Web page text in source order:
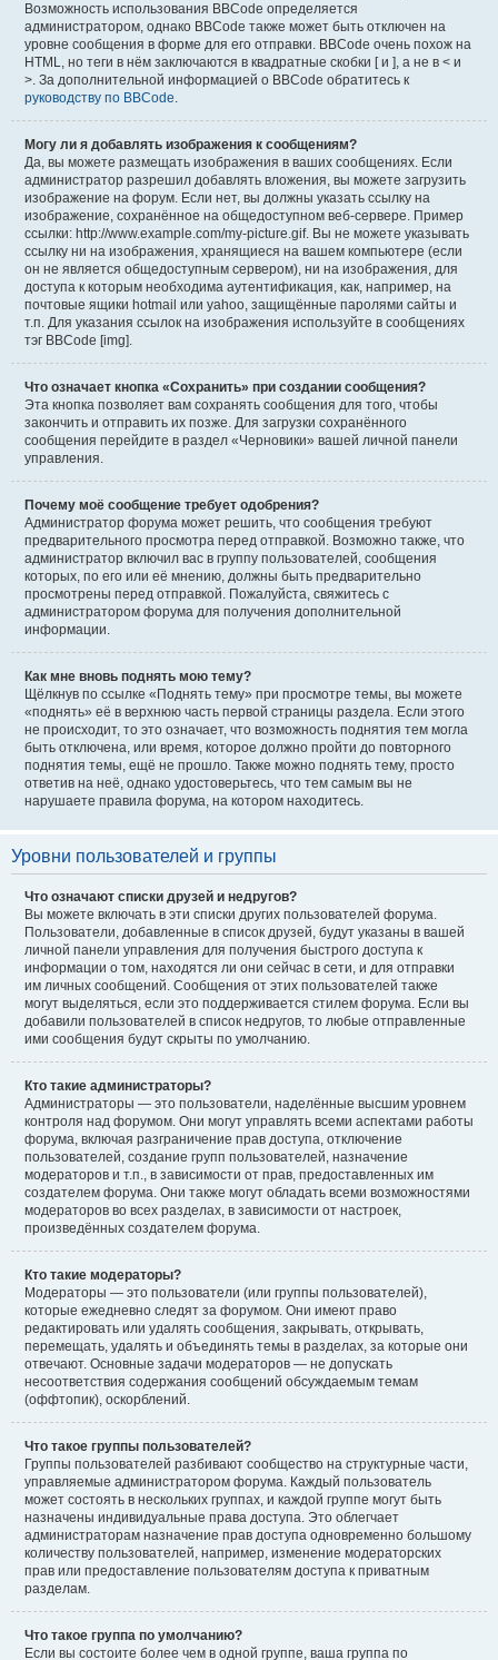
Возможность использования BBCode определяется
администратором, однако BBCode также может быть отключен на
уровне сообщения в форме для его отправки. BBCode очень похож на
HTML, но теги в нём заключаются в квадратные скобки [ и ], а не в < и
>. За дополнительной информацией о BBCode обратитесь к
руководству по BBCode.
Могу ли я добавлять изображения к сообщениям?
Да, вы можете размещать изображения в ваших сообщениях. Если
администратор разрешил добавлять вложения, вы можете загрузить
изображение на форум. Если нет, вы должны указать ссылку на
изображение, сохранённое на общедоступном веб-сервере. Пример
ссылки: http://www.example.com/my-picture.gif. Вы не можете указывать
ссылку ни на изображения, хранящиеся на вашем компьютере (если
он не является общедоступным сервером), ни на изображения, для
доступа к которым необходима аутентификация, как, например, на
почтовые ящики hotmail или yahoo, защищённые паролями сайты и
т.п. Для указания ссылок на изображения используйте в сообщениях
тэг BBCode [img].
Что означает кнопка «Сохранить» при создании сообщения?
Эта кнопка позволяет вам сохранять сообщения для того, чтобы
закончить и отправить их позже. Для загрузки сохранённого
сообщения перейдите в раздел «Черновики» вашей личной панели
управления.
Почему моё сообщение требует одобрения?
Администратор форума может решить, что сообщения требуют
предварительного просмотра перед отправкой. Возможно также, что
администратор включил вас в группу пользователей, сообщения
которых, по его или её мнению, должны быть предварительно
просмотрены перед отправкой. Пожалуйста, свяжитесь с
администратором форума для получения дополнительной
информации.
Как мне вновь поднять мою тему?
Щёлкнув по ссылке «Поднять тему» при просмотре темы, вы можете
«поднять» её в верхнюю часть первой страницы раздела. Если этого
не происходит, то это означает, что возможность поднятия тем могла
быть отключена, или время, которое должно пройти до повторного
поднятия темы, ещё не прошло. Также можно поднять тему, просто
ответив на неё, однако удостоверьтесь, что тем самым вы не
нарушаете правила форума, на котором находитесь.
Уровни пользователей и группы
Что означают списки друзей и недругов?
Вы можете включать в эти списки других пользователей форума.
Пользователи, добавленные в список друзей, будут указаны в вашей
личной панели управления для получения быстрого доступа к
информации о том, находятся ли они сейчас в сети, и для отправки
им личных сообщений. Сообщения от этих пользователей также
могут выделяться, если это поддерживается стилем форума. Если вы
добавили пользователей в список недругов, то любые отправленные
ими сообщения будут скрыты по умолчанию.
Кто такие администраторы?
Администраторы — это пользователи, наделённые высшим уровнем
контроля над форумом. Они могут управлять всеми аспектами работы
форума, включая разграничение прав доступа, отключение
пользователей, создание групп пользователей, назначение
модераторов и т.п., в зависимости от прав, предоставленных им
создателем форума. Они также могут обладать всеми возможностями
модераторов во всех разделах, в зависимости от настроек,
произведённых создателем форума.
Кто такие модераторы?
Модераторы — это пользователи (или группы пользователей),
которые ежедневно следят за форумом. Они имеют право
редактировать или удалять сообщения, закрывать, открывать,
перемещать, удалять и объединять темы в разделах, за которые они
отвечают. Основные задачи модераторов — не допускать
несоответствия содержания сообщений обсуждаемым темам
(оффтопик), оскорблений.
Что такое группы пользователей?
Группы пользователей разбивают сообщество на структурные части,
управляемые администратором форума. Каждый пользователь
может состоять в нескольких группах, и каждой группе могут быть
назначены индивидуальные права доступа. Это облегчает
администраторам назначение прав доступа одновременно большому
количеству пользователей, например, изменение модераторских
прав или предоставление пользователям доступа к приватным
разделам.
Что такое группа по умолчанию?
Если вы состоите более чем в одной группе, ваша группа по